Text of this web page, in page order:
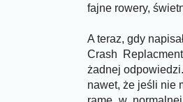
fajne rowery,
A teraz, gdy
Crash
żadnej
nawet, że jeśli nie